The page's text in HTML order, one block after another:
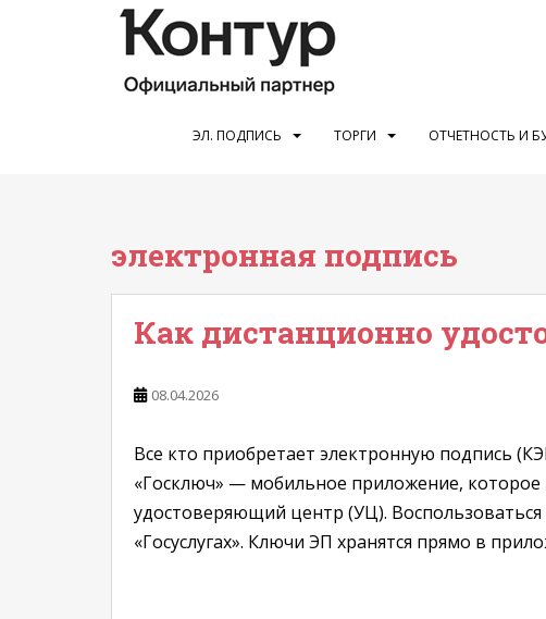
ЭЛ. ПОДПИСЬ ТОРГИ ОТЧЕТНОСТЬ И
электронная подпись
Как дистанционно
08.04.2026
Все кто приобретает электронную подпись
«Госключ» — мобильное приложение, которое
удостоверяющий центр (УЦ).
«Госуслугах». Ключи ЭП хранятся прямо в